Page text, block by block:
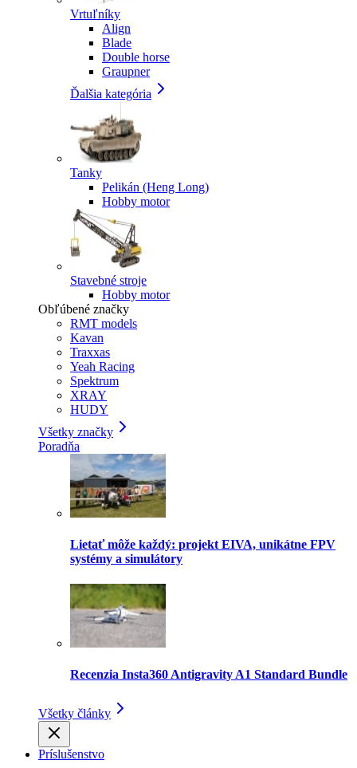
Vrtuľníky
Align
Blade
Double horse
Graupner
Ďalšia kategória
Tanky
Pelikán (Heng Long)
Hobby motor
Stavebné stroje
Hobby motor
Obľúbené značky
RMT models
Kavan
Traxxas
Yeah Racing
Spektrum
XRAY
HUDY
Všetky značky
Poradňa
Lietať môže každý: projekt EIVA, unikátne FPV
systémy a simulátory
Recenzia Insta360 Antigravity A1 Standard Bundle
Všetky články
Príslušenstvo